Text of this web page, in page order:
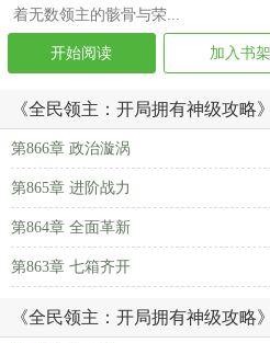
着无数领主的骸骨与荣...
开始阅读 加入书架
《全民领主：开局拥有神级攻略
第866章 政治漩涡
第865章 进阶战力
第864章 全面革新
第863章 七箱齐开
《全民领主：开局拥有神级攻略